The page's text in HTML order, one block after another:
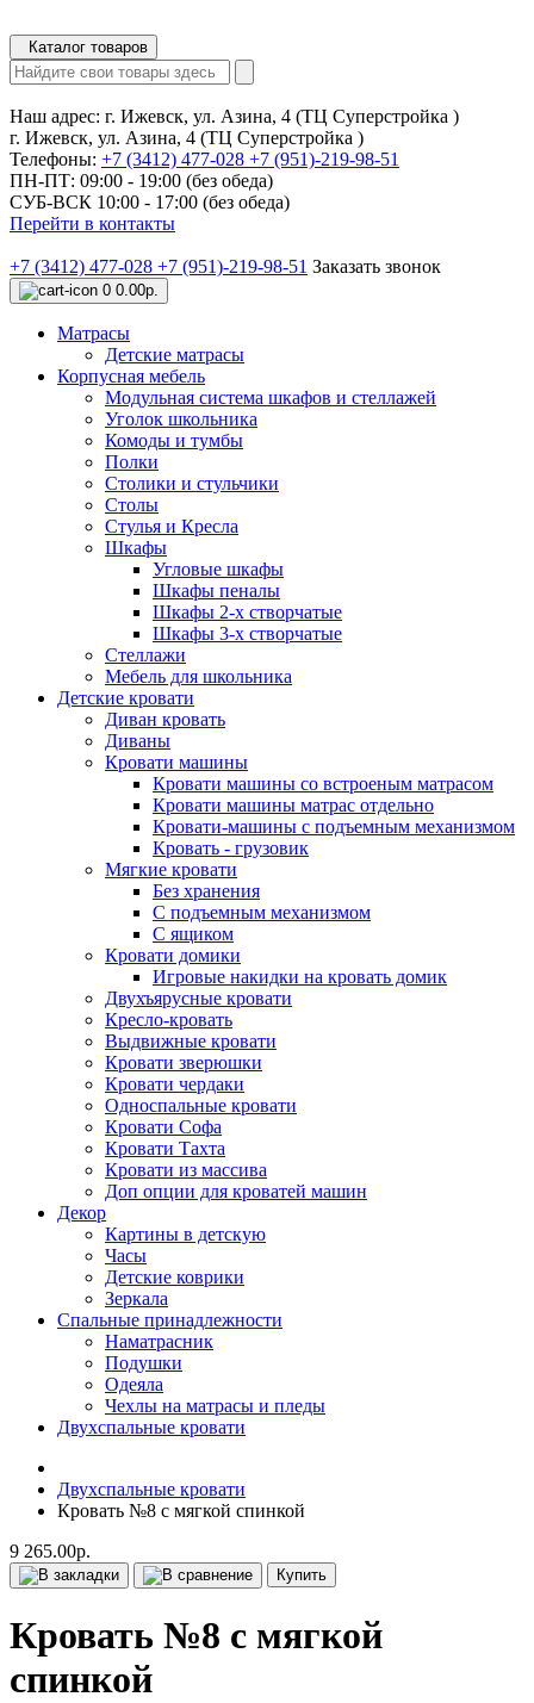
Каталог товаров
Наш адрес: г. Ижевск, ул. Азина, 4 (ТЦ Суперстройка )
г. Ижевск, ул. Азина, 4 (ТЦ Суперстройка )
Телефоны: +7 (3412) 477-028 +7 (951)-219-98-51
ПН-ПТ: 09:00 - 19:00 (без обеда)
СУБ-ВСК 10:00 - 17:00 (без обеда)
Перейти в контакты
+7 (3412) 477-028 +7 (951)-219-98-51 Заказать звонок
0 0.00р.
Матрасы
Детские матрасы
Корпусная мебель
Модульная система шкафов и стеллажей
Уголок школьника
Комоды и тумбы
Полки
Столики и стульчики
Столы
Стулья и Кресла
Шкафы
Угловые шкафы
Шкафы пеналы
Шкафы 2-х створчатые
Шкафы 3-х створчатые
Стеллажи
Мебель для школьника
Детские кровати
Диван кровать
Диваны
Кровати машины
Кровати машины со встроеным матрасом
Кровати машины матрас отдельно
Кровати-машины с подъемным механизмом
Кровать - грузовик
Мягкие кровати
Без хранения
С подъемным механизмом
С ящиком
Кровати домики
Игровые накидки на кровать домик
Двухъярусные кровати
Кресло-кровать
Выдвижные кровати
Кровати зверюшки
Кровати чердаки
Односпальные кровати
Кровати Софа
Кровати Тахта
Кровати из массива
Доп опции для кроватей машин
Декор
Картины в детскую
Часы
Детские коврики
Зеркала
Спальные принадлежности
Наматрасник
Подушки
Одеяла
Чехлы на матрасы и пледы
Двухспальные кровати
Двухспальные кровати
Кровать №8 с мягкой спинкой
9 265.00р.
Купить
Кровать №8 с мягкой
спинкой